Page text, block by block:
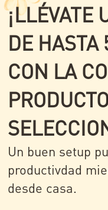
¡LLÉVATE
DE HASTA
CON LA
PRODUCTO
Un buen setup
productivdad
desde casa.